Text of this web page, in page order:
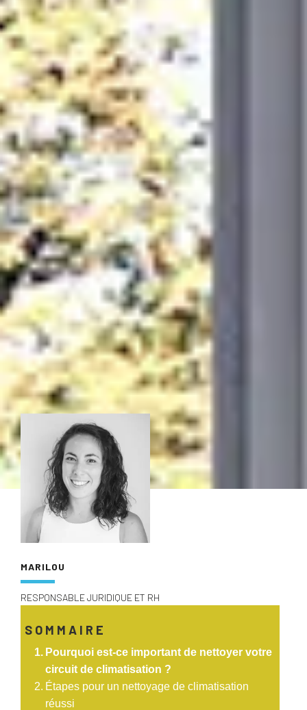
MARILOU
RESPONSABLE JURIDIQUE ET RH
SOMMAIRE
Pourquoi est-ce important de nettoyer votre
circuit de climatisation ?
Étapes pour un nettoyage de climatisation
réussi